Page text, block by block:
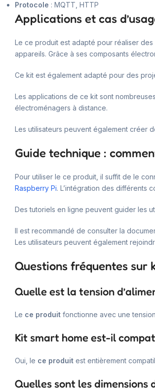
Protocole : MQTT, HTTP
Applications et cas
Le ce produit est adapté pour réaliser
appareils. Grâce à ses composants
Ce kit est également adapté pour des
Les applications de ce kit sont
électroménagers à distance.
Les utilisateurs peuvent également créer
Guide technique :
Pour utiliser le ce produit, il suffit de le
Raspberry Pi. L’intégration des différents
Des tutoriels en ligne peuvent guider les
Il est recommandé de consulter la
Les utilisateurs peuvent également
Questions fréquentes sur
Quelle est la tension
Le ce produit fonctionne avec une
Kit smart home est-il
Oui, le ce produit est entièrement
Quelles sont les dimensions